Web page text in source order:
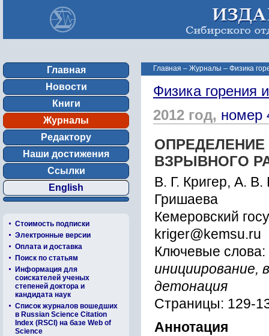
Главная
Новости
Книги
Журналы
Редактору
Наши достижения
Ссылки
English
Стоимость подписки
Электронные версии
Оплата и доставка
Поиск по статьям
Информация для
соискателей ученых
степеней доктора и
кандидата наук
Список журналов вошедших
в Russian Science Citation
Index (RSCI) на базе Web of
Science
Главная – Журналы – Физика
Физика горения
2012 год, номер
ВЗРЫВНОГО
В. Г. Кригер, А.
Гришаева
Кемеровский
kriger@kemsu.ru
Ключевые слова:
инициирование,
детонация
Страницы: 129-
Аннотация